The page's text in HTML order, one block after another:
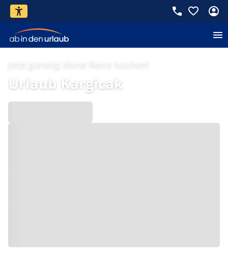
Jetzt günstig deine Reise buchen!
Urlaub Kargicak